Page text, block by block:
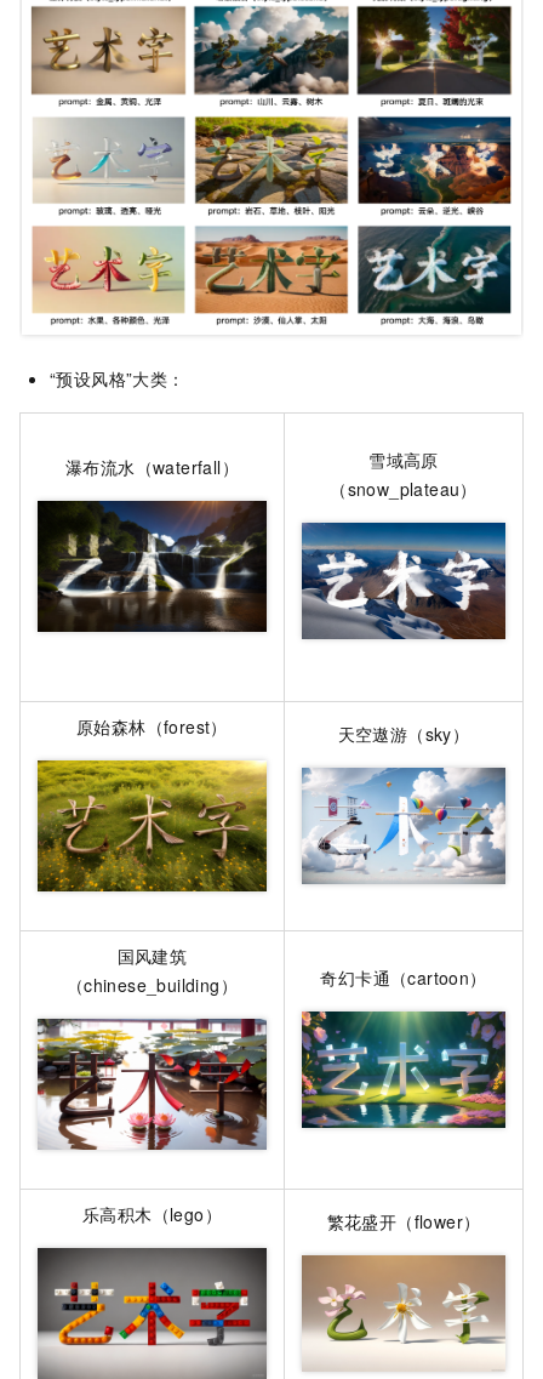
“预设风格”大类：
瀑布流水（waterfall）
雪域高原
（snow_plateau）
原始森林（forest） 天空遨游（sky）
国风建筑
（chinese_building）
奇幻卡通（cartoon）
乐高积木（lego） 繁花盛开（flower）